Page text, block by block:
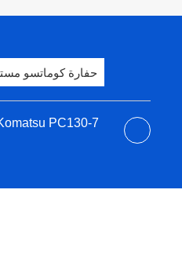
حفارة كوماتسو